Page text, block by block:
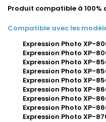
Produit compatible à 100%
Compatible avec les
Expression Photo XP-
Expression Photo XP-
Expression Photo XP-
Expression Photo XP-
Expression Photo XP-
Expression Photo XP-
Expression Photo XP-
Expression Photo XP-
Expression Photo XP-